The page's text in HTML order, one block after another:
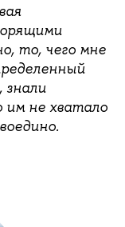
то, чего мне
знали
им не хватало